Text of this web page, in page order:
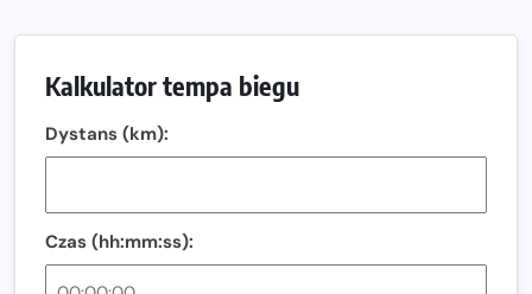
Sprawdzony przebieg i profil stworzony do szybkiego
biegania
Amazfit Balance 3: Kompleksowe narzędzie dla biegacza
i zawodnika Hyrox?
Regeneracja w bieganiu. Co warto o niej wiedzieć?
Kalkulator tempa biegu
Dystans (km):
Czas (hh:mm:ss):